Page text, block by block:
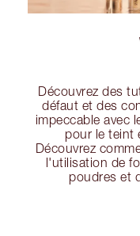
Découvrez des
défaut et des
impeccable avec
pour le teint
Découvrez
l'utilisation de
poudres et